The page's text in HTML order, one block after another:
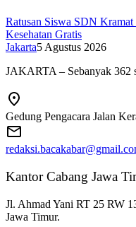
Ratusan Siswa SDN
Kesehatan Gratis
Jakarta5 Agustus 2026
JAKARTA – Sebanyak
Gedung Pengacara Jalan
Kantor Cabang Jawa
Jl. Ahmad Yani RT 25 RW
Jawa Timur.